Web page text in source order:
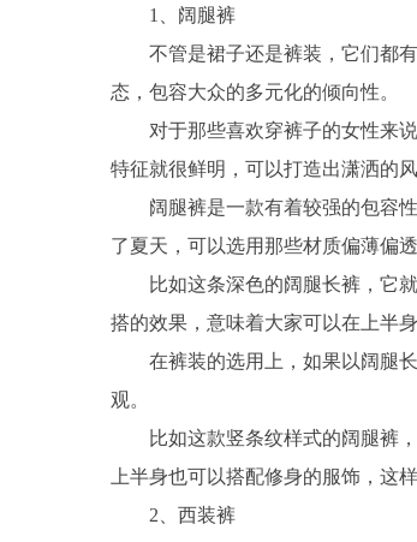
1、阔腿裤
不管是裙子还是裤装，它们都
态，包容大众的多元化的倾向性。
对于那些喜欢穿裤子的女性来
特征就很鲜明，可以打造出潇洒的
阔腿裤是一款有着较强的包容
了夏天，可以选用那些材质偏薄偏
比如这条深色的阔腿长裤，它
搭的效果，意味着大家可以在上半
在裤装的选用上，如果以阔腿
观。
比如这款竖条纹样式的阔腿裤
上半身也可以搭配修身的服饰，这
2、西装裤